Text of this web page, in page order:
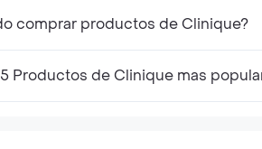
comprar productos de Clinique?
Productos de Clinique mas